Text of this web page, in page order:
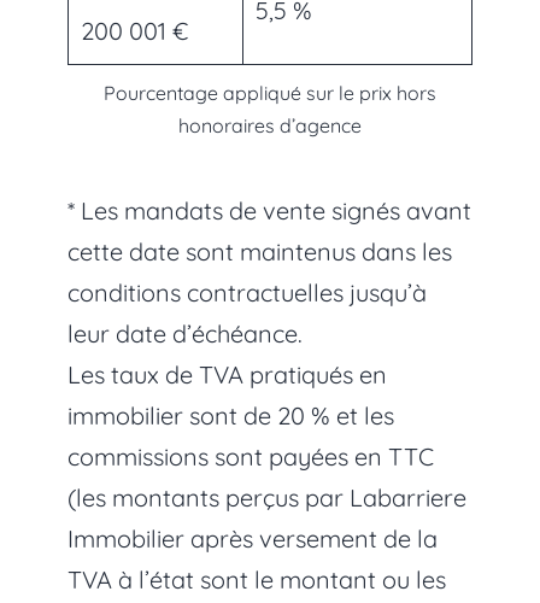
200 001 €
5,5 %
Pourcentage appliqué sur le prix hors
honoraires d’agence
* Les mandats de vente signés avant
cette date sont maintenus dans les
conditions contractuelles jusqu’à
leur date d’échéance.
Les taux de TVA pratiqués en
immobilier sont de 20 % et les
commissions sont payées en TTC
(les montants perçus par Labarriere
Immobilier après versement de la
TVA à l’état sont le montant ou les